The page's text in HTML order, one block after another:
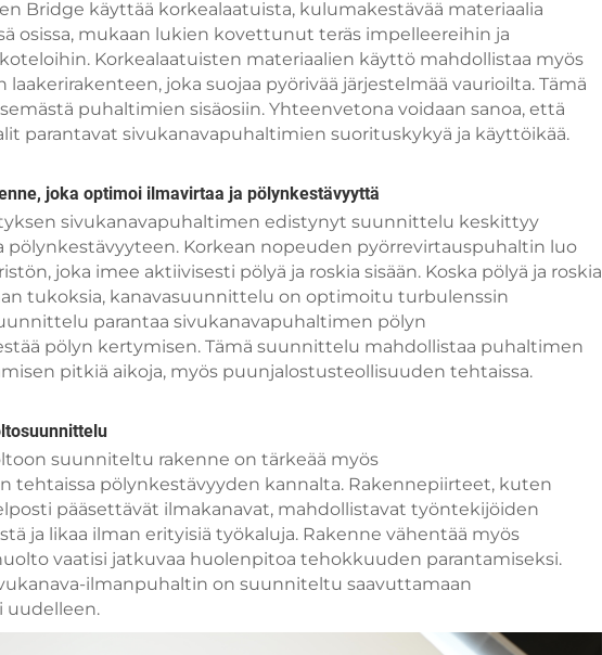
Bridge käyttää korkealaatuista, kulumakestävää materiaalia
osissa, mukaan lukien kovettunut teräs impelleereihin ja
Korkealaatuisten materiaalien käyttö mahdollistaa myös
joka suojaa pyörivää järjestelmää vaurioilta. Tämä
puhaltimien sisäosiin. Yhteenvetona voidaan sanoa, että
parantavat sivukanavapuhaltimien suorituskykyä ja käyttöikää.
joka optimoi ilmavirtaa ja pölynkestävyyttä
sivukanavapuhaltimen edistynyt suunnittelu keskittyy
pölynkestävyyteen. Korkean nopeuden pyörrevirtauspuhaltin luo
joka imee aktiivisesti pölyä ja roskia sisään. Koska pölyä ja roskia
tukoksia, kanavasuunnittelu on optimoitu turbulenssin
parantaa sivukanavapuhaltimen pölyn
pölyn kertymisen. Tämä suunnittelu mahdollistaa puhaltimen
pitkiä aikoja, myös puunjalostusteollisuuden tehtaissa.
suunniteltu rakenne on tärkeää myös
tehtaissa pölynkestävyyden kannalta. Rakennepiirteet, kuten
pääsettävät ilmakanavat, mahdollistavat työntekijöiden
ja likaa ilman erityisiä työkaluja. Rakenne vähentää myös
vaatisi jatkuvaa huolenpitoa tehokkuuden parantamiseksi.
ilmanpuhaltin on suunniteltu saavuttamaan
uudelleen.